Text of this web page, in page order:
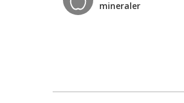
mineraler